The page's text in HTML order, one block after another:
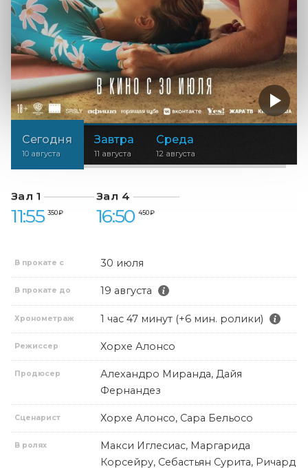
Сегодня
10 августа
Завтра
11 августа
Среда
12 августа
Зал 1
11:55 350 ₽
Зал 4
16:50 450 ₽
В прокате с 30 июля
В прокате до 19 августа
Хронометраж 1 час 47 минут (+6 мин. ролики)
Режиссер Хорхе Алонсо
Продюсер
Алехандро Миранда, Дайя
Фернандез
Сценарист Хорхе Алонсо, Сара Бельосо
В ролях
Макси Иглесиас, Маргарида
Корсейру, Себастьян Сурита, Ричард